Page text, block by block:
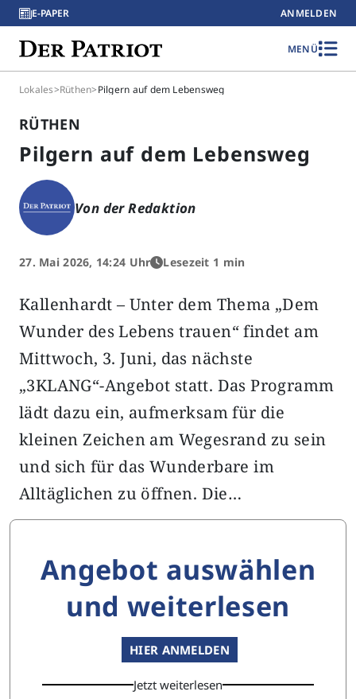
E-PAPER ANMELDEN
MENÜ
Lokales>Rüthen>Pilgern auf dem Lebensweg
RÜTHEN
Pilgern auf dem Lebensweg
Von der Redaktion
27. Mai 2026, 14:24 Uhr Lesezeit 1 min
Kallenhardt – Unter dem Thema „Dem
Wunder des Lebens trauen“ findet am
Mittwoch, 3. Juni, das nächste
„3KLANG“-Angebot statt. Das Programm
lädt dazu ein, aufmerksam für die
kleinen Zeichen am Wegesrand zu sein
und sich für das Wunderbare im
Alltäglichen zu öffnen. Die…
Angebot auswählen
und weiterlesen
HIER ANMELDEN
Jetzt weiterlesen